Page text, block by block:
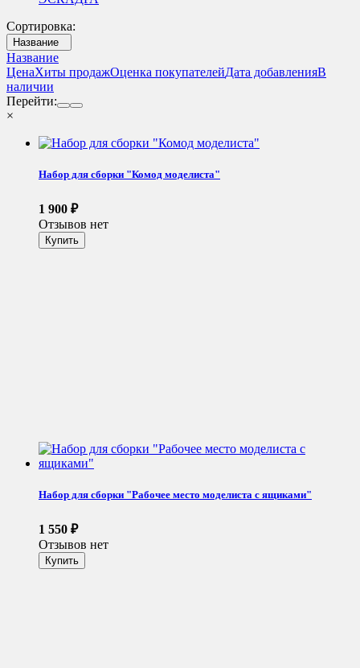
Сортировка:
Название
Название
ЦенаХиты продажОценка покупателейДата добавленияВ
наличии
Перейти:
×
Набор для сборки "Комод моделиста"
1 900 ₽
Отзывов нет
Набор для сборки "Рабочее место моделиста с ящиками"
1 550 ₽
Отзывов нет